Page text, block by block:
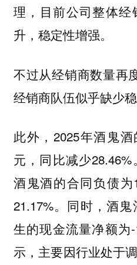
理，目前公司整体
升，稳定性增强。
不过从经销商数量再
经销商队伍似乎缺少稳
此外，2025年酒鬼
元，同比减少28.46%
酒鬼酒的合同负债
21.17%。同时，酒
生的现金流量净额为
示，主要因行业处于